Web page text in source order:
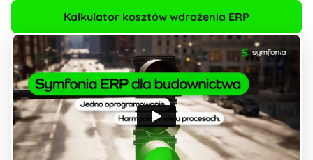
Kalkulator kosztów wdrożenia ERP